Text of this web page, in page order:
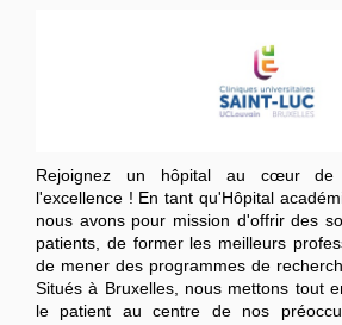
Rejoignez un hôpital au cœur de
l'excellence ! En tant qu'Hôpital
nous avons pour mission d'offrir des
patients, de former les meilleurs
de mener des programmes de
Situés à Bruxelles, nous mettons tout
le patient au centre de nos